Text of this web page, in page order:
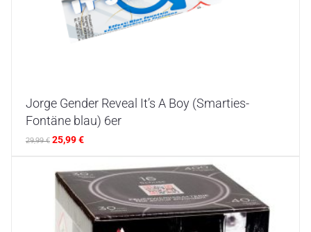
Jorge Gender Reveal It’s A Boy (Smarties-
Fontäne blau) 6er
29,99€ 25,99€